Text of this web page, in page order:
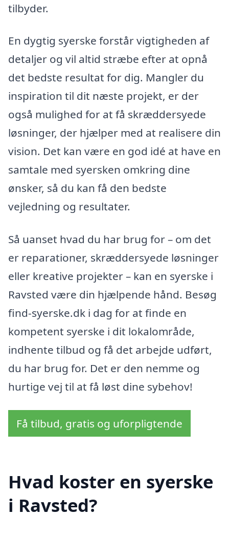
tilbyder.
En dygtig syerske forstår vigtigheden af
detaljer og vil altid stræbe efter at opnå
det bedste resultat for dig. Mangler du
inspiration til dit næste projekt, er der
også mulighed for at få skræddersyede
løsninger, der hjælper med at realisere din
vision. Det kan være en god idé at have en
samtale med syersken omkring dine
ønsker, så du kan få den bedste
vejledning og resultater.
Så uanset hvad du har brug for – om det
er reparationer, skræddersyede løsninger
eller kreative projekter – kan en syerske i
Ravsted være din hjælpende hånd. Besøg
find-syerske.dk i dag for at finde en
kompetent syerske i dit lokalområde,
indhente tilbud og få det arbejde udført,
du har brug for. Det er den nemme og
hurtige vej til at få løst dine sybehov!
Få tilbud, gratis og uforpligtende
Hvad koster en syerske
i Ravsted?